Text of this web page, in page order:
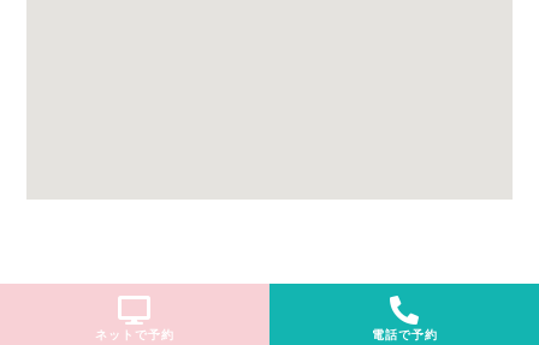
ネットで予約 電話で予約